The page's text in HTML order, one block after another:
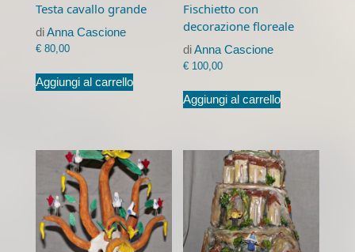
Testa cavallo grande
diAnna Cascione
€80,00
Aggiungi al carrello
Fischietto con
decorazione floreale
diAnna Cascione
€ 100,00
Aggiungi al carrello